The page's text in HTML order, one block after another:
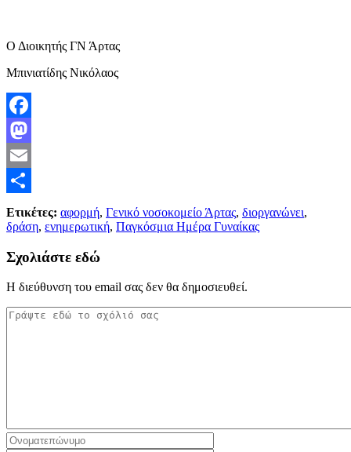
Ο Διοικητής ΓΝ Άρτας
Μπινιατίδης Νικόλαος
Facebook
Mastodon
Email
Μοιραστείτε
Ετικέτες: αφορμή, Γενικό νοσοκομείο Άρτας, διοργανώνει,
δράση, ενημερωτική, Παγκόσμια Ημέρα Γυναίκας
Σχολιάστε εδώ
Η διεύθυνση του email σας δεν θα δημοσιευθεί.